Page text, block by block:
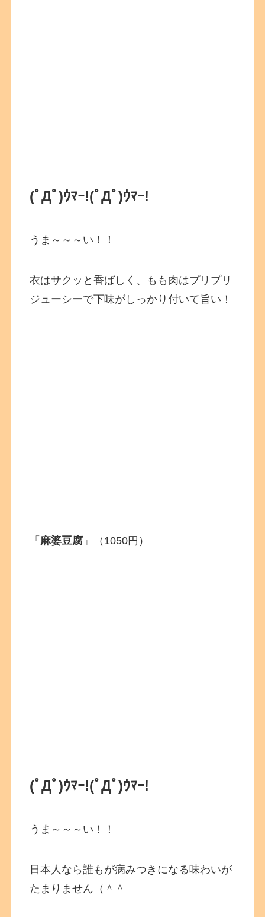
(ﾟДﾟ)ｳﾏｰ!(ﾟДﾟ)ｳﾏｰ!
うま～～～い！！
衣はサクッと香ばしく、もも肉はプリプリ
ジューシーで下味がしっかり付いて旨い！
「 麻婆豆腐 」（1050円）
(ﾟДﾟ)ｳﾏｰ!(ﾟДﾟ)ｳﾏｰ!
うま～～～い！！
日本人なら誰もが病みつきになる味わいが
たまりません（＾＾